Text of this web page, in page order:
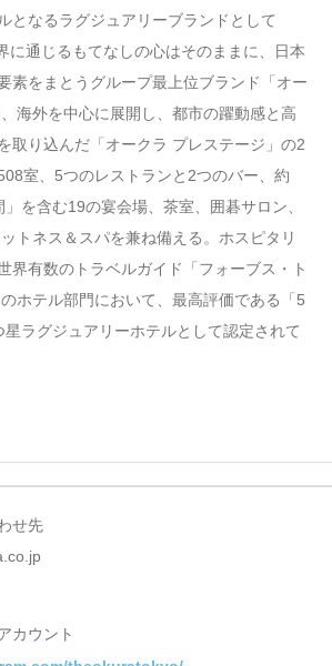
となるラグジュアリーブランドとして
に通じるもてなしの心はそのままに、日本
素をまとうグループ最上位ブランド「オー
海外を中心に展開し、都市の躍動感と高
取り込んだ「オークラ プレステージ」の2
室、5つのレストランと2つのバー、約
を含む19の宴会場、茶室、囲碁サロン、
トネス＆スパを兼ね備える。ホスピタリ
界有数のトラベルガイド「フォーブス・ト
ホテル部門において、最高評価である「5
ラグジュアリーホテルとして認定されて
せ先
カウント